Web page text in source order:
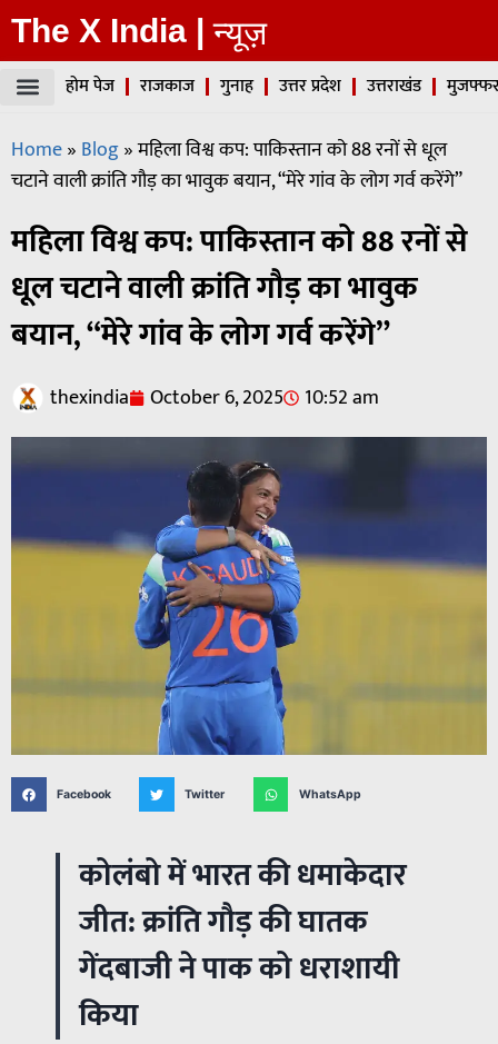
The X India | न्यूज़
होम पेज राजकाज गुनाह उत्तर प्रदेश उत्तराखंड
Home» Blog»महिला विश्व कप: पाकिस्तान को 88 रनों से धूल
चटाने वाली क्रांति गौड़ का भावुक बयान, “मेरे गांव के लोग गर्व करेंगे”
महिला विश्व कप: पाकिस्तान को 88 रनों से
धूल चटाने वाली क्रांति गौड़ का भावुक
बयान, “मेरे गांव के लोग गर्व करेंगे”
thexindia October 6, 2025 10:52 am
Facebook Twitter WhatsApp
कोलंबो में भारत की धमाकेदार
जीत: क्रांति गौड़ की घातक
गेंदबाजी ने पाक को धराशायी
किया